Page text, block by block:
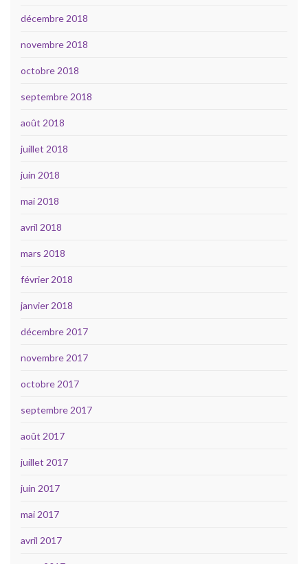
décembre 2018
novembre 2018
octobre 2018
septembre 2018
août 2018
juillet 2018
juin 2018
mai 2018
avril 2018
mars 2018
février 2018
janvier 2018
décembre 2017
novembre 2017
octobre 2017
septembre 2017
août 2017
juillet 2017
juin 2017
mai 2017
avril 2017